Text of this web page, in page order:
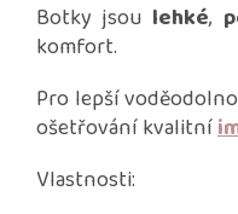
Botky jsou lehké,
komfort.
Pro lepší
ošetřování kvalitní
Vlastnosti: